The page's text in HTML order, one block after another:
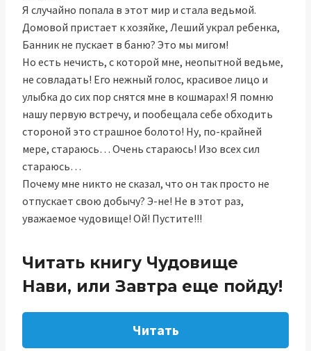
Я случайно попала в этот мир и стала ведьмой.
Домовой пристает к хозяйке, Леший украл ребенка,
Банник не пускает в баню? Это мы мигом!
Но есть нечисть, с которой мне, неопытной ведьме,
не совладать! Его нежный голос, красивое лицо и
улыбка до сих пор снятся мне в кошмарах! Я помню
нашу первую встречу, и пообещала себе обходить
стороной это страшное болото! Ну, по-крайней
мере, стараюсь… Очень стараюсь! Изо всех сил
стараюсь…
Почему мне никто не сказал, что он так просто не
отпускает свою добычу? Э-не! Не в этот раз,
уважаемое чудовище! Ой! Пустите!!!
Читать книгу Чудовище
Нави, или Завтра еще пойду!
Читать